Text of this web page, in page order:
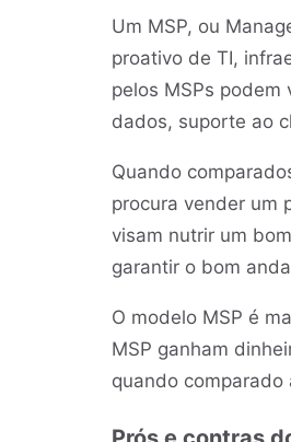
Um MSP, ou
proativo de TI,
pelos MSPs
dados, suporte ao
Quando
procura vender um
visam nutrir um
garantir o bom
O modelo MSP é
MSP ganham
quando comparado